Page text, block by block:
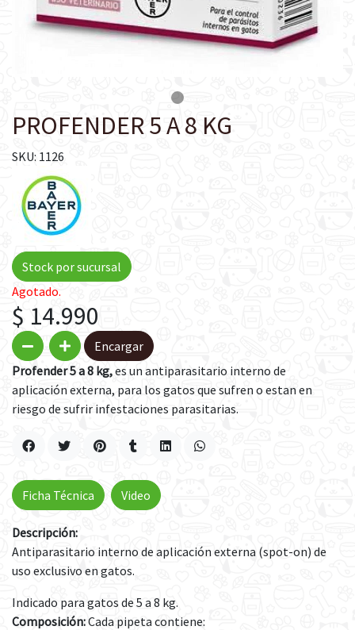
PROFENDER 5 A 8 KG
SKU: 1126
Stock por sucursal
Agotado.
$ 14.990
Encargar
Profender 5 a 8 kg,es un antiparasitario interno de
aplicación externa, para los gatos que sufren o estan en
riesgo de sufrir infestaciones parasitarias.
Descripción:
Antiparasitario interno de aplicación externa (spot-on) de
uso exclusivo en gatos.
Indicado para gatos de 5 a 8 kg.
Composición:Cada pipeta contiene:
Ficha Técnica Video